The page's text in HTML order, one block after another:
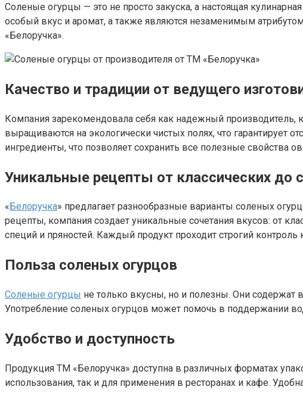
Соленые огурцы — это не просто закуска, а настоящая
особый вкус и аромат, а также являются незаменимым
«Белоручка».
Качество и традиции от ведущего
Компания зарекомендовала себя как надежный производитель,
выращиваются на экологически чистых полях, что гарантирует
ингредиенты, что позволяет сохранить все полезные свойства
Уникальные рецепты от классических
« Белоручка» предлагает разнообразные варианты соленых
рецепты, компания создает уникальные сочетания вкусов: от
специй и пряностей. Каждый продукт проходит строгий
Польза соленых огурцов
Соленые огурцы не только вкусны, но и полезны. Они
Употребление соленых огурцов может помочь в поддержании
Удобство и доступность
Продукция ТМ «Белоручка» доступна в различных форматах
использования, так и для применения в ресторанах и кафе.